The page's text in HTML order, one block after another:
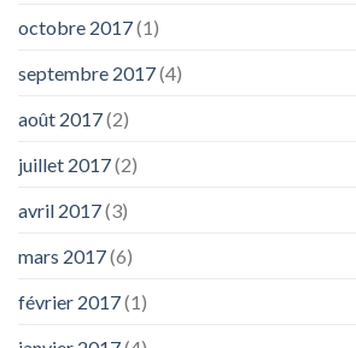
octobre 2017(1)
septembre 2017(4)
août 2017(2)
juillet 2017(2)
avril 2017(3)
mars 2017(6)
février 2017(1)